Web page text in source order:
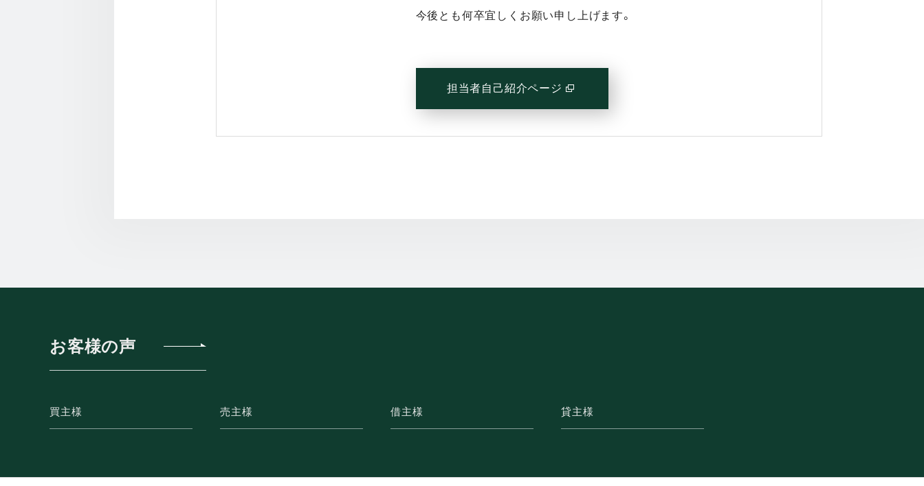
今後とも何卒宜しくお願い申し上げます。
担当者自己紹介ページ (別窓で開く)
お客様の声
買主様 売主様 借主様 貸主様